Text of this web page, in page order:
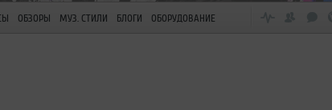
ОБЗОРЫ МУЗ. СТИЛИ БЛОГИ ОБОРУДОВАНИЕ